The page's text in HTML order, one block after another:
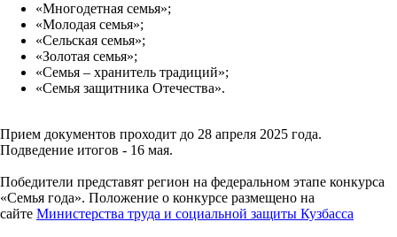
«Многодетная семья»;
«Молодая семья»;
«Сельская семья»;
«Золотая семья»;
«Семья – хранитель традиций»;
«Семья защитника Отечества».
Прием документов проходит до 28 апреля 2025 года.
Подведение итогов - 16 мая.
Победители представят регион на федеральном этапе конкурса
«Семья года». Положение о конкурсе размещено на
сайте Министерства труда и социальной защиты Кузбасса